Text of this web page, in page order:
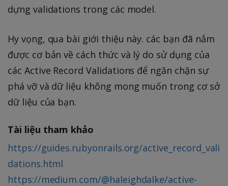
dựng validations trong các model.
Hy vọng, qua bài giới thiệu này. các bạn đã nắm
được cơ bản về cách thức và lý do sử dụng của
các Active Record Validations để ngăn chặn sự
phá vỡ và dữ liệu không mong muốn trong cơ sở
dữ liệu của bạn.
Tài liệu tham khảo
https://guides.rubyonrails.org/active_record_vali
dations.html
https://medium.com/@haleighdalke/active-